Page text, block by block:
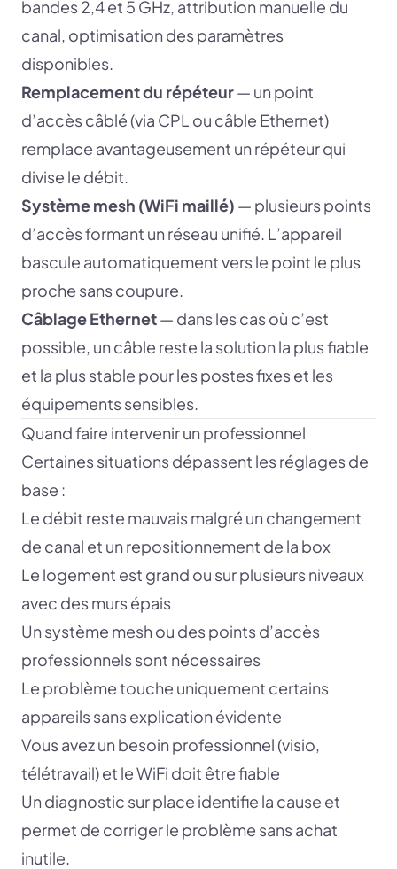
bandes 2,4 et 5 GHz, attribution manuelle du
canal, optimisation des paramètres
disponibles.
Remplacement du répéteur— un point
d’accès câblé (via CPL ou câble Ethernet)
remplace avantageusement un répéteur qui
divise le débit.
Système mesh (WiFi maillé) — plusieurs points
d’accès formant un réseau unifié. L’appareil
bascule automatiquement vers le point le plus
proche sans coupure.
Câblage Ethernet— dans les cas où c’est
possible, un câble reste la solution la plus fiable
et la plus stable pour les postes fixes et les
équipements sensibles.
Quand faire intervenir un professionnel
Certaines situations dépassent les réglages de
base :
Le débit reste mauvais malgré un changement
de canal et un repositionnement de la box
Le logement est grand ou sur plusieurs niveaux
avec des murs épais
Un système mesh ou des points d’accès
professionnels sont nécessaires
Le problème touche uniquement certains
appareils sans explication évidente
Vous avez un besoin professionnel (visio,
télétravail) et le WiFi doit être fiable
Un diagnostic sur place identifie la cause et
permet de corriger le problème sans achat
inutile.